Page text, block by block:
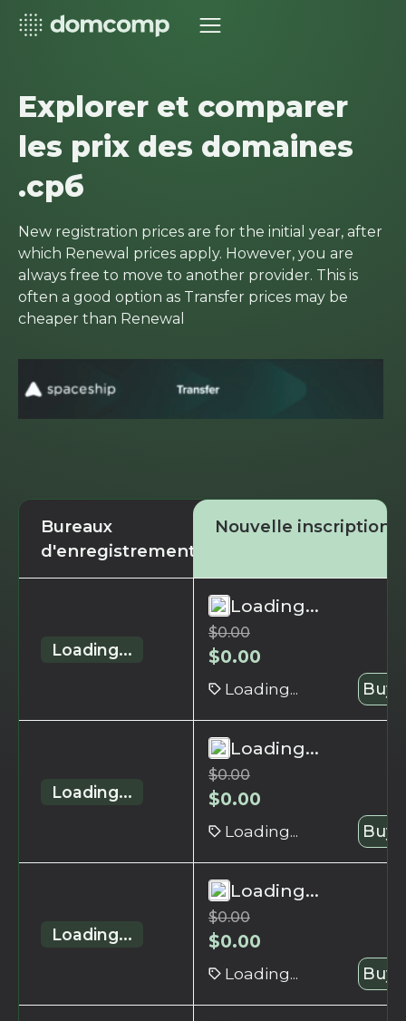
Explorer et comparer
les prix des domaines
.срб
New registration prices are for the initial year, after
which Renewal prices apply. However, you are
always free to move to another provider. This is
often a good option as Transfer prices may be
cheaper than Renewal
Bureaux
d'enregistrement
Nouvelle inscription
Loading...
Loading...
$0.00
$0.00
Loading... Buy
Loading...
Loading...
$0.00
$0.00
Loading... Buy
Loading...
Loading...
$0.00
$0.00
Loading... Buy